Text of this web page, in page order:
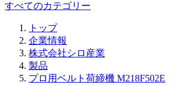
すべてのカテゴリー
トップ
企業情報
株式会社シロ産業
製品
プロ用ベルト荷締機 M218F502E